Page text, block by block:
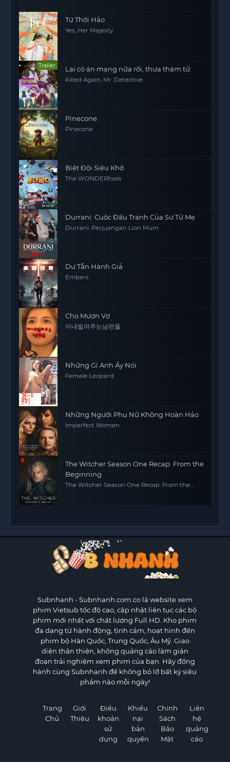
Tứ Thời Hảo
Yes, Her Majesty
Trailer Lại có án mạng nữa rồi, thưa thám tử.
Killed Again, Mr. Detective.
Pinecone
Pinecone
Biệt Đội Siêu Khờ
The WONDERfools
Durrani: Cuộc Đấu Tranh Của Sư Tử Mẹ
Durrani: Perjuangan Lion Mum
Dư Tẫn Hành Giả
Embers
Cho Mượn Vợ
아내빌려주는남편들
Những Gì Anh Ấy Nói
Female Leopard
Những Người Phụ Nữ Không Hoàn Hảo
Imperfect Women
The Witcher Season One Recap: From the
Beginning
The Witcher Season One Recap: From the
Subnhanh - Subnhanh.com.co là website xem
phim Vietsub tốc độ cao, cập nhật liên tục các bộ
phim mới nhất với chất lượng Full HD. Kho phim
đa dạng từ hành động, tình cảm, hoạt hình đến
phim bộ Hàn Quốc, Trung Quốc, Âu Mỹ. Giao
diện thân thiện, không quảng cáo làm gián
đoạn trải nghiệm xem phim của bạn. Hãy đồng
hành cùng Subnhanh để không bỏ lỡ bất kỳ siêu
phẩm nào mỗi ngày!
Trang
Chủ
Giới
Thiệu
Điều
khoản
sử
dụng
Khiếu
nại
bản
quyền
Chính
Sách
Bảo
Mật
Liên
hệ
quảng
cáo